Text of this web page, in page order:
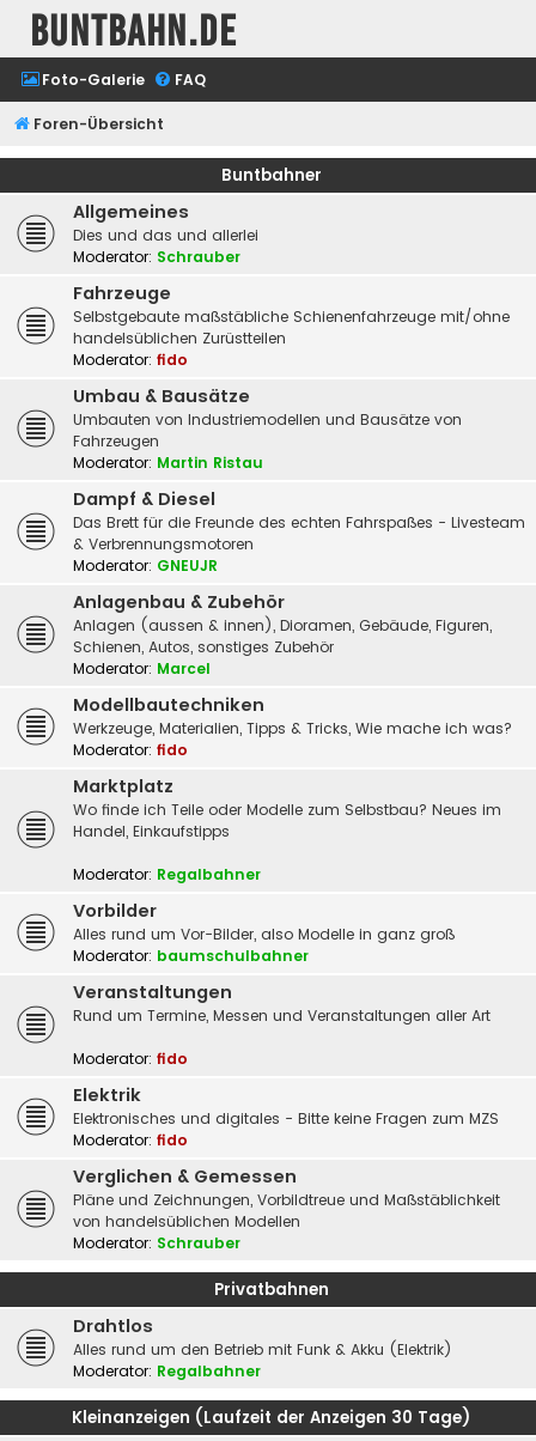
buntbahn.de
Foto-Galerie FAQ
Foren-Übersicht
Buntbahner
Allgemeines
Dies und das und allerlei
Moderator: Schrauber
Fahrzeuge
Selbstgebaute maßstäbliche Schienenfahrzeuge mit/ohne
handelsüblichen Zurüstteilen
Moderator: fido
Umbau & Bausätze
Umbauten von Industriemodellen und Bausätze von
Fahrzeugen
Moderator: Martin Ristau
Dampf & Diesel
Das Brett für die Freunde des echten Fahrspaßes - Livesteam
& Verbrennungsmotoren
Moderator: GNEUJR
Anlagenbau & Zubehör
Anlagen (aussen & innen), Dioramen, Gebäude, Figuren,
Schienen, Autos, sonstiges Zubehör
Moderator: Marcel
Modellbautechniken
Werkzeuge, Materialien, Tipps & Tricks, Wie mache ich was?
Moderator: fido
Marktplatz
Wo finde ich Teile oder Modelle zum Selbstbau? Neues im
Handel, Einkaufstipps
Moderator: Regalbahner
Vorbilder
Alles rund um Vor-Bilder, also Modelle in ganz groß
Moderator: baumschulbahner
Veranstaltungen
Rund um Termine, Messen und Veranstaltungen aller Art
Moderator: fido
Elektrik
Elektronisches und digitales - Bitte keine Fragen zum MZS
Moderator: fido
Verglichen & Gemessen
Pläne und Zeichnungen, Vorbildtreue und Maßstäblichkeit
von handelsüblichen Modellen
Moderator: Schrauber
Privatbahnen
Drahtlos
Alles rund um den Betrieb mit Funk & Akku (Elektrik)
Moderator: Regalbahner
Kleinanzeigen (Laufzeit der Anzeigen 30 Tage)